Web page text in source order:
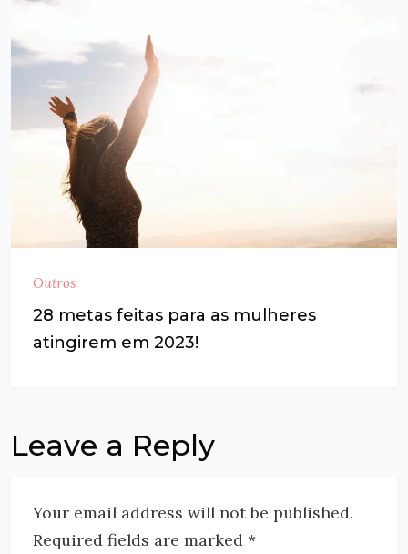
Outros
28 metas feitas para as mulheres
atingirem em 2023!
Leave a Reply
Your email address will not be published.
Required fields are marked *